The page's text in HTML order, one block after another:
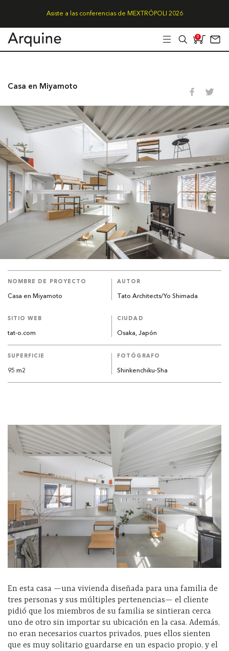
Asiste a las conferencias de MEXTRÓPOLI 2026
0
Casa en Miyamoto
NOMBRE DE PROYECTO
Casa en Miyamoto
AUTOR
Tato Architects/Yo Shimada
SITIO WEB
tat-o.com
CIUDAD
Osaka, Japón
SUPERFICIE
95 m2
FOTÓGRAFO
Shinkenchiku-Sha
En esta casa —una vivienda diseñada para una familia de
tres personas y sus múltiples pertenencias— el cliente
pidió que los miembros de su familia se sintieran cerca
uno de otro sin importar su ubicación en la casa. Además,
no eran necesarios cuartos privados, pues ellos sienten
que es muy solitario guardarse en un espacio propio, y el